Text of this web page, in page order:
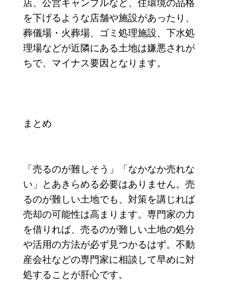
を下げるような店舗や施設があったり、
葬儀場・火葬場、ゴミ処理施設、下水処
理場などが近隣にある土地は嫌悪されが
ちで、マイナス要因となります。
まとめ
「売るのが難しそう」「なかなか売れな
い」とあきらめる必要はありません。売
るのが難しい土地でも、対策を講じれば
売却の可能性は高まります。専門家の力
を借りれば、売るのが難しい土地の処分
や活用の方法が必ず見つかるはず。不動
産会社などの専門家に相談して早めに対
処することが肝心です。